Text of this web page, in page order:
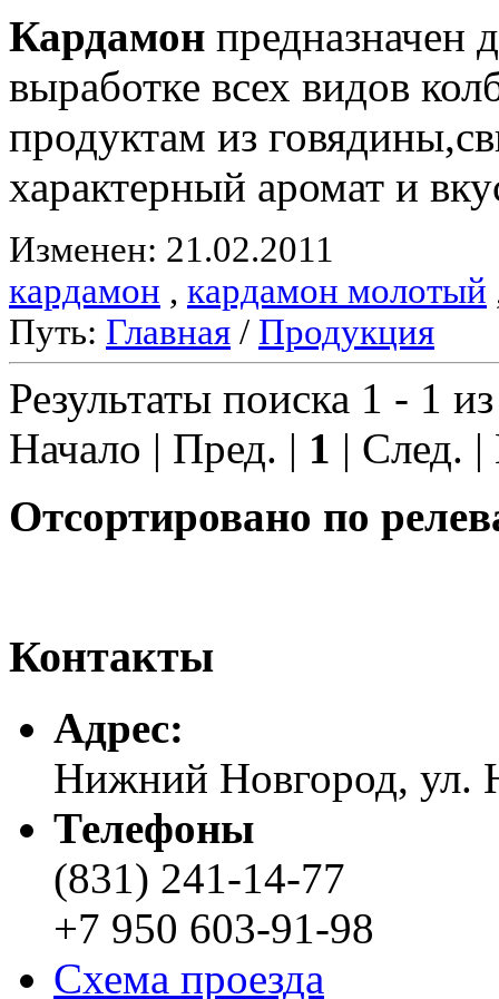
Кардамон предназначен
выработке всех видов
продуктам из
характерный аромат и
Изменен: 21.02.2011
кардамон , кардамон молотый
Путь: Главная / Продукция
Результаты поиска 1 - 1
Начало | Пред. | 1 | След.
Отсортировано по
Контакты
Адреc:
Нижний Новгород, ул.
Телефоны
(831) 241-14-77
+7 950 603-91-98
Схема проезда